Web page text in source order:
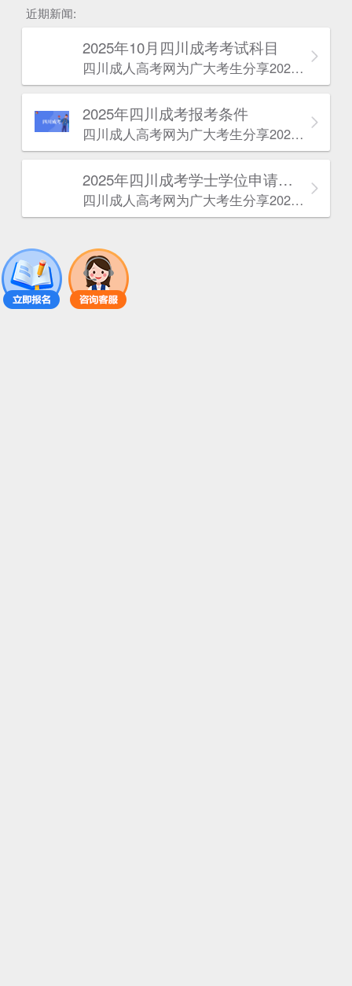
近期新闻:
2025年10月四川成考考试科目
四川成人高考网​为广大考生分享2025年10月四川成考考试科目。为广大在职人员和社会人士提供学历提升的机会。更多四川成考考试信息，欢迎在线访问四川成人高考网。
2025年‌‌‌‌四川成考报考条件
四川成人高考网​为广大考生分享2025年‌‌‌‌四川成考报考条件。为广大在职人员和社会人士提供学历提升的机会。更多四川成考考试信息，欢迎在线访问四川成人高考网。
2025年‌‌‌‌四川成考学士学位申请条件
四川成人高考网​为广大考生分享2025年‌‌‌‌四川成考学士学位申请条件。为广大在职人员和社会人士提供学历提升的机会。更多四川成考考试信息，欢迎在线访问四川成人高考网。